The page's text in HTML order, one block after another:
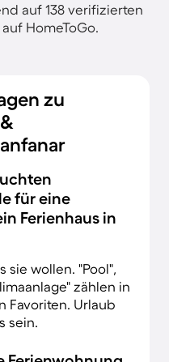
auf 138 verifizierten
HomeToGo.
zu
für eine
Ferienhaus in
sie wollen. "Pool",
zählen in
Favoriten. Urlaub
sein.